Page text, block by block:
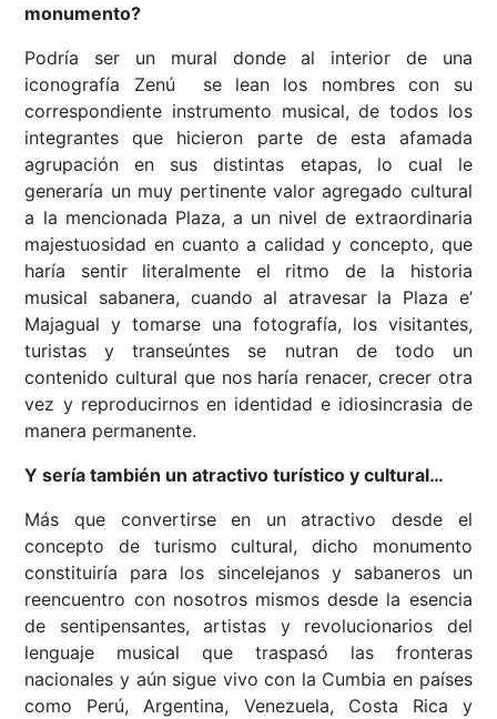
monumento?
Podría ser un mural donde al interior de una
iconografía Zenú se lean los nombres con su
correspondiente instrumento musical, de todos los
integrantes que hicieron parte de esta afamada
agrupación en sus distintas etapas, lo cual le
generaría un muy pertinente valor agregado cultural
a la mencionada Plaza, a un nivel de extraordinaria
majestuosidad en cuanto a calidad y concepto, que
haría sentir literalmente el ritmo de la historia
musical sabanera, cuando al atravesar la Plaza e’
Majagual y tomarse una fotografía, los visitantes,
turistas y transeúntes se nutran de todo un
contenido cultural que nos haría renacer, crecer otra
vez y reproducirnos en identidad e idiosincrasia de
manera permanente.
Y sería también un atractivo turístico y cultural…
Más que convertirse en un atractivo desde el
concepto de turismo cultural, dicho monumento
constituiría para los sincelejanos y sabaneros un
reencuentro con nosotros mismos desde la esencia
de sentipensantes, artistas y revolucionarios del
lenguaje musical que traspasó las fronteras
nacionales y aún sigue vivo con la Cumbia en países
como Perú, Argentina, Venezuela, Costa Rica y